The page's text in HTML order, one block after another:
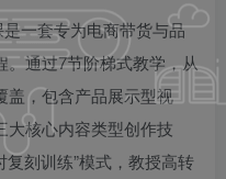
一套专为电商带货与品
通过7节阶梯式教学，从
盖，包含产品展示型视
大核心内容类型创作技
刻训练”模式，教授高转